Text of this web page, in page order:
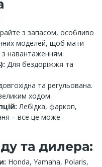
з запасом, особливо
моделей, щоб мати
навантаженням.
Для бездоріжжя та
та регульована.
ходом.
Лебідка, фаркоп,
– все це може
та дилера:
Honda, Yamaha, Polaris,